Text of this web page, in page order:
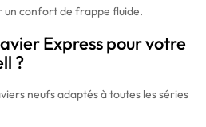
un confort de frappe fluide.
Express pour votre
?
neufs adaptés à toutes les séries